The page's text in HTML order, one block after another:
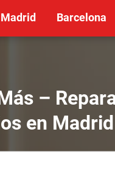
Madrid Barcelona
–
en Madrid